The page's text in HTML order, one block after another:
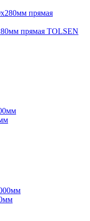
прямая TOLSEN